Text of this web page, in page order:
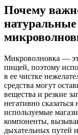
Почему
натуральные
Микроволновка —
пищей, поэтому
в ее чистке
средства могут
вещества и резкие
негативно
используемые
компоненты,
дыхательных путей